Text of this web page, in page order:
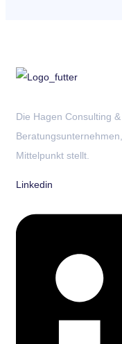
Die Hagen Consulting
Mittelpunkt stellt.
Linkedin